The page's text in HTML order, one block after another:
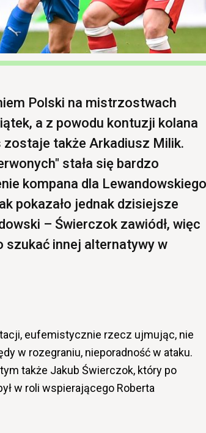
Polski na mistrzostwach
a z powodu kontuzji kolana
zostaje także Arkadiusz Milik.
stała się bardzo
kompana dla Lewandowskiego
pokazało jednak dzisiejsze
– Świerczok zawiódł, więc
szukać innej alternatywy w
eufemistycznie rzecz ujmując, nie
w rozegraniu, nieporadność w ataku.
także Jakub Świerczok, który po
w roli wspierającego Roberta